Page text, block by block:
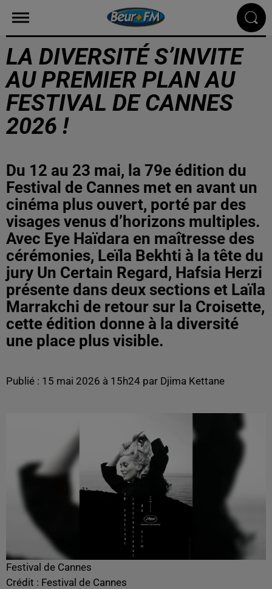
LA DIVERSITÉ S’INVITE
AU PREMIER PLAN AU
FESTIVAL DE CANNES
2026 !
Du 12 au 23 mai, la 79e édition du
Festival de Cannes met en avant un
cinéma plus ouvert, porté par des
visages venus d’horizons multiples.
Avec Eye Haïdara en maîtresse des
cérémonies, Leïla Bekhti à la tête du
jury Un Certain Regard, Hafsia Herzi
présente dans deux sections et Laïla
Marrakchi de retour sur la Croisette,
cette édition donne à la diversité
une place plus visible.
Publié : 15 mai 2026 à 15h24 par Djima Kettane
Festival de Cannes
Crédit : Festival de Cannes